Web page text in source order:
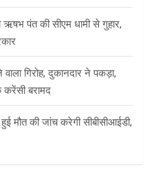
पंत की सीएम धामी से गुहार,
गिरोह, दुकानदार ने पकड़ा,
बरामद
मौत की जांच करेगी सीबीसीआईडी,